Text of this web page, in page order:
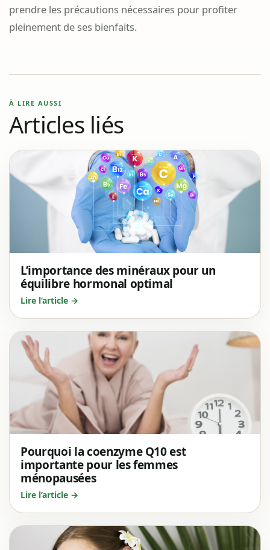
prendre les précautions nécessaires pour profiter
pleinement de ses bienfaits.
À LIRE AUSSI
Articles liés
L’importance des minéraux pour un
équilibre hormonal optimal
Lire l’article →
Pourquoi la coenzyme Q10 est
importante pour les femmes
ménopausées
Lire l’article →